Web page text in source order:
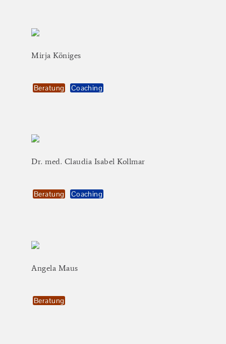
Mirja Königes
Beratung Coaching
Dr. med. Claudia Isabel Kollmar
Beratung Coaching
Angela Maus
Beratung